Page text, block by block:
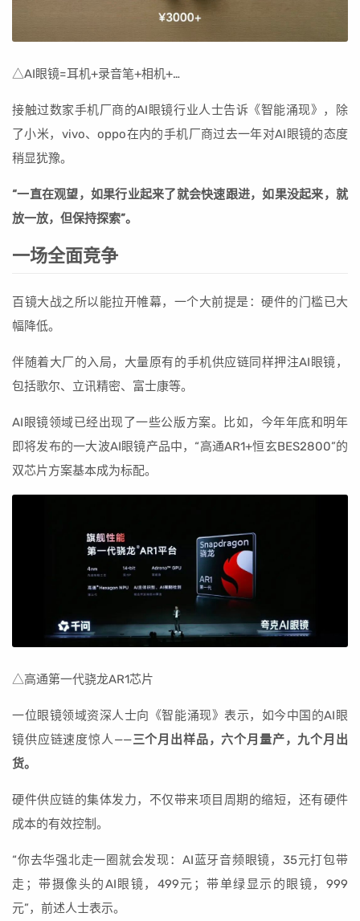
△AI眼镜=耳机+录音笔+相机+…
接触过数家手机厂商的AI眼镜行业人士告诉《智能涌现》，除
了小米，vivo、oppo在内的手机厂商过去一年对AI眼镜的态度
稍显犹豫。
“一直在观望，如果行业起来了就会快速跟进，如果没起来，就
放一放，但保持探索”。
一场全面竞争
百镜大战之所以能拉开帷幕，一个大前提是：硬件的门槛已大
幅降低。
伴随着大厂的入局，大量原有的手机供应链同样押注AI眼镜，
包括歌尔、立讯精密、富士康等。
AI眼镜领域已经出现了一些公版方案。比如，今年年底和明年
即将发布的一大波AI眼镜产品中，“高通AR1+恒玄BES2800”的
双芯片方案基本成为标配。
△高通第一代骁龙AR1芯片
一位眼镜领域资深人士向《智能涌现》表示，如今中国的AI眼
镜供应链速度惊人——三个月出样品，六个月量产，九个月出
货。
硬件供应链的集体发力，不仅带来项目周期的缩短，还有硬件
成本的有效控制。
“你去华强北走一圈就会发现：AI蓝牙音频眼镜，35元打包带
走；带摄像头的AI眼镜，499元；带单绿显示的眼镜，999
元”，前述人士表示。